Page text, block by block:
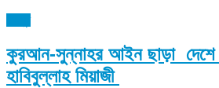
কুরআন-সুন্নাহর আইন ছাড়া দেশে
হাবিবুল্লাহ মিয়াজী